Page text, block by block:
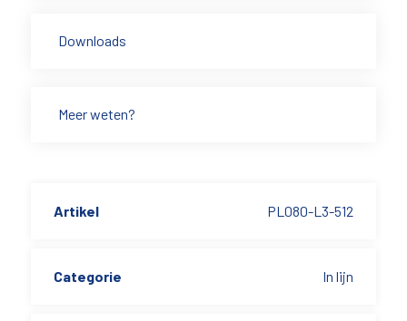
Downloads
Meer weten?
Artikel PL080-L3-512
Categorie In lijn